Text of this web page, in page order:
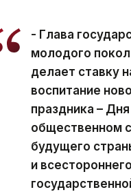
- Глава
молодого
делает ставку
воспитание
праздника –
общественном
будущего
и